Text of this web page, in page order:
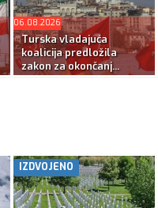
06.08.2026
Turska vladajuća
koalicija predložila
zakon za okončanj...
IZDVOJENO